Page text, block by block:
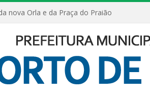
nova Orla e da Praça do Praião